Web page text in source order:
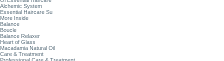
Alchemic System
Essential Haircare Su
More Inside
Balance
Boucle
Balance Relaxer
Heart of Glass
Macadamia Natural Oil
Care & Treatment